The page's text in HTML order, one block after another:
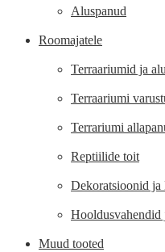
Aluspanud
Roomajatele
Terraariumid ja
Terraariumi
Terrariumi
Reptiilide toit
Dekoratsioonid ja
Hooldusvahendid
Muud tooted